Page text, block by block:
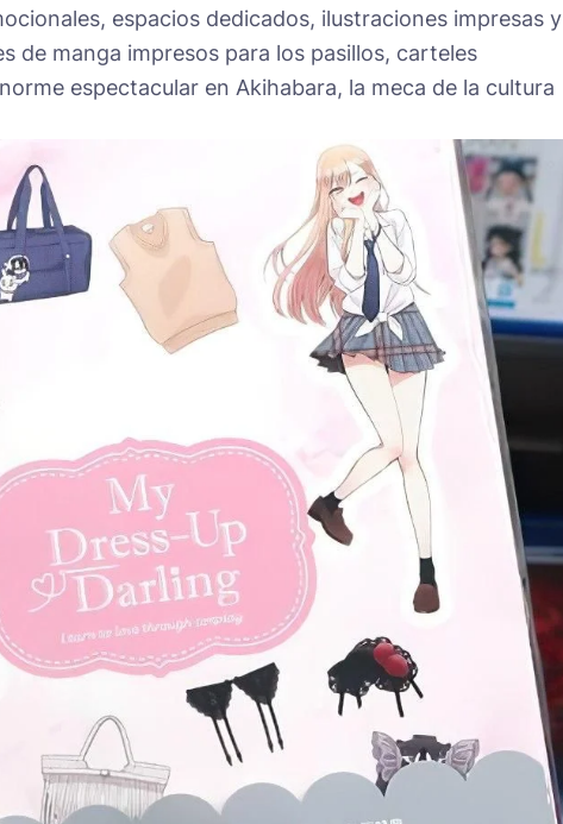
espacios dedicados, ilustraciones impresas y
de manga impresos para los pasillos, carteles
espectacular en Akihabara, la meca de la cultura